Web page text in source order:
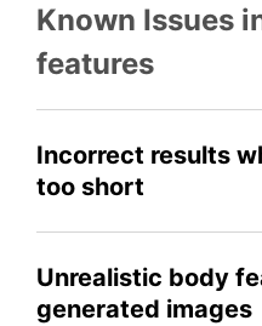
Known Issues
features
Incorrect results
too short
Unrealistic body
generated images